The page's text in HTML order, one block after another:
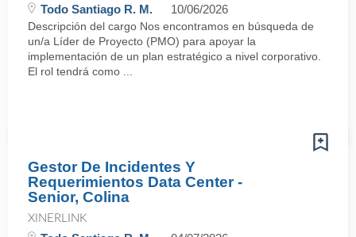
Todo Santiago R. M. 10/06/2026
Descripción del cargo Nos encontramos en búsqueda de
un/a Líder de Proyecto (PMO) para apoyar la
implementación de un plan estratégico a nivel corporativo.
El rol tendrá como ...
Gestor De Incidentes Y
Requerimientos Data Center -
Senior, Colina
XINERLINK